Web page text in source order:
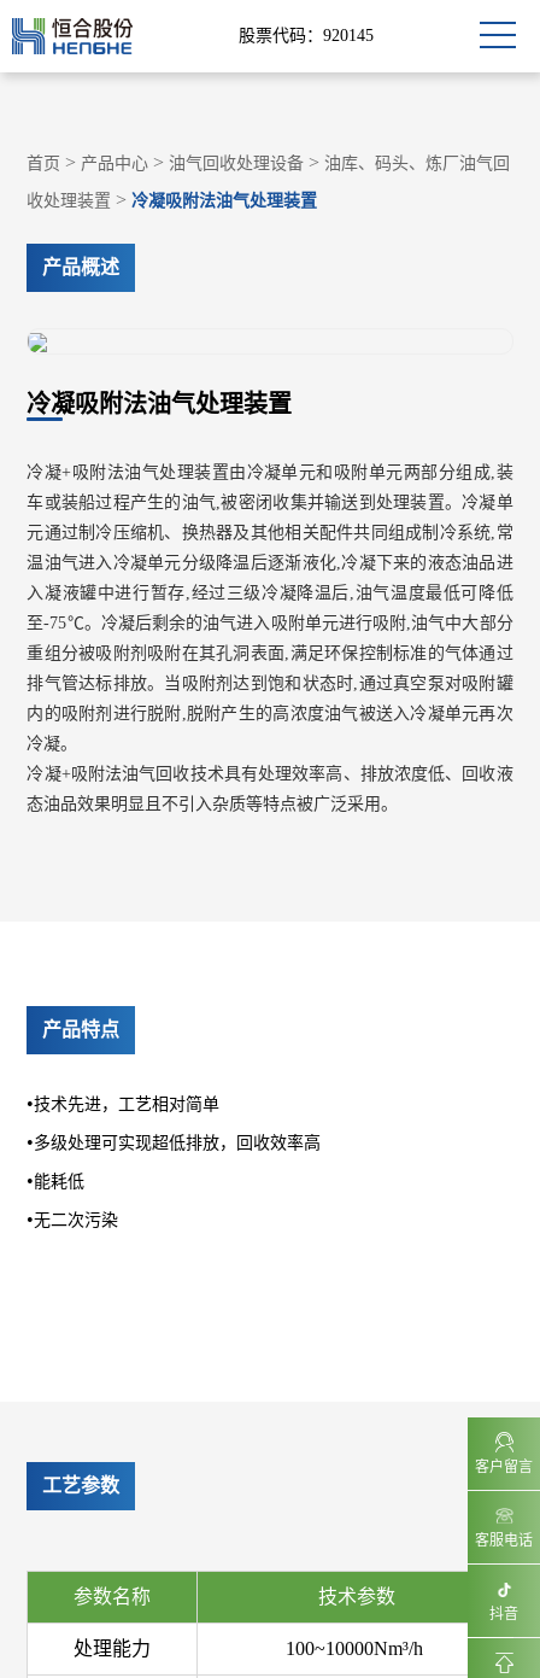
股票代码：920145
首页 > 产品中心 > 油气回收处理设备 > 油库、码头、炼厂油气回
收处理装置 >冷凝吸附法油气处理装置
产品概述
冷凝吸附法油气处理装置
冷凝+吸附法油气处理装置由冷凝单元和吸附单元两部分组成,装
车或装船过程产生的油气,被密闭收集并输送到处理装置。冷凝单
元通过制冷压缩机、换热器及其他相关配件共同组成制冷系统,常
温油气进入冷凝单元分级降温后逐渐液化,冷凝下来的液态油品进
入凝液罐中进行暂存,经过三级冷凝降温后,油气温度最低可降低
至-75℃。冷凝后剩余的油气进入吸附单元进行吸附,油气中大部分
重组分被吸附剂吸附在其孔洞表面,满足环保控制标准的气体通过
排气管达标排放。当吸附剂达到饱和状态时,通过真空泵对吸附罐
内的吸附剂进行脱附,脱附产生的高浓度油气被送入冷凝单元再次
冷凝。
冷凝+吸附法油气回收技术具有处理效率高、排放浓度低、回收液
态油品效果明显且不引入杂质等特点被广泛采用。
产品特点
•技术先进，工艺相对简单
•多级处理可实现超低排放，回收效率高
•能耗低
•无二次污染
工艺参数
参数名称 技术参数
处理能力 100~10000Nm³/h
客户留言
客服电话
抖音